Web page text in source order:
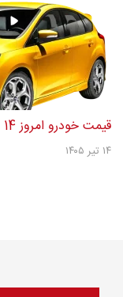
قیمت خودرو امروز 14 تیر 1405 + جدول
۱۴ تیر ۱۴۰۵